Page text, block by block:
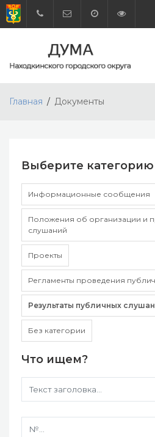
Главная Документы
Выберите категорию
Информационные сообщения
Положения об организации и
слушаний
Проекты
Регламенты проведения
Результаты публичных
Без категории
Что ищем?